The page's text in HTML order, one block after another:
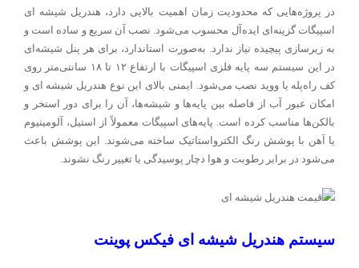
در پروژه‌هایی که محدودیت زمان اهمیت بالایی دارد، هندریل شیشه ای
اسپیگات گزینه‌ای ایده‌آل محسوب می‌شود. نصب آن سریع و ساده است و
به زیرسازی پیچیده نیاز ندارد. به‌صورت استاندارد، برای هر پنل شیشه‌ای
در این سیستم سه پایه فلزی اسپیگات با ارتفاع ۱۲ تا ۱۸ سانتی‌متر روی
کف راه‌پله یا ووید نصب می‌شود. ایمنی بالای این نوع هندریل شیشه ای و
امکان عبور آب از فاصله بین پایه‌ها و شیشه‌ها، آن را برای دور استخر و
بالکن‌ها مناسب کرده است. پایه‌های اسپیگات معمولاً از استیل، آلومینیوم
یا آهن با پوشش رنگ الکترواستاتیک ساخته می‌شوند. این پوشش باعث
می‌شود در برابر رطوبت و هوا دچار پوسیدگی یا تغییر رنگ نشوند.
سیستم هندریل شیشه ای فیکس پوینت